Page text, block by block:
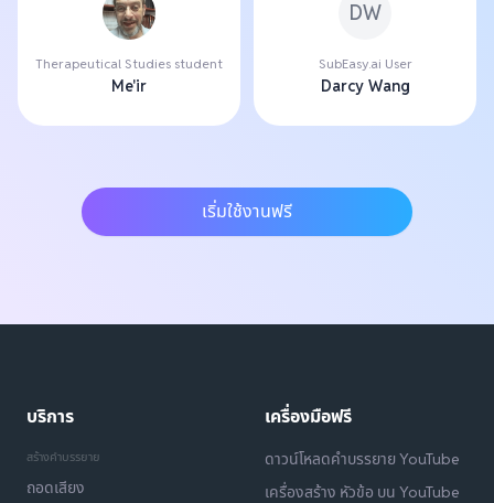
Therapeutical Studies student
Me'ir
DW
SubEasy.ai User
Darcy Wang
เริ่มใช้งานฟรี
บริการ
สร้างคำบรรยาย
ถอดเสียง
เครื่องมือฟรี
ดาวน์โหลดคำบรรยาย YouTube
เครื่องสร้าง หัวข้อ บน YouTube